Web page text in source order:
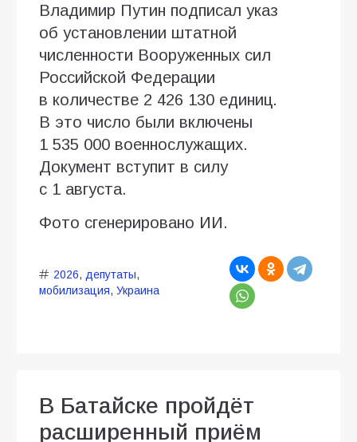
Владимир Путин подписал указ
об установлении штатной
численности Вооруженных сил
Российской Федерации
в количестве 2 426 130 единиц.
В это число были включены
1 535 000 военнослужащих.
Документ вступит в силу
с 1 августа.
Фото сгенерировано ИИ.
2026, депутаты,
мобилизация, Украина
В Батайске пройдёт
расширенный приём